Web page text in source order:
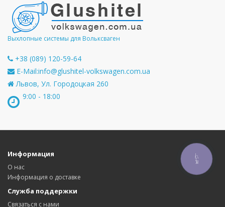
Выхлопные системы для Вольксваген
+38 (089) 120-59-64
E-Mail:info@glushitel-volkswagen.com.ua
Львов, Ул. Городоцкая 260
9:00 - 18:00
Информация
О нас
Информация о доставке
Служба поддержки
Связаться с нами
КНОПКА
СВЯЗИ